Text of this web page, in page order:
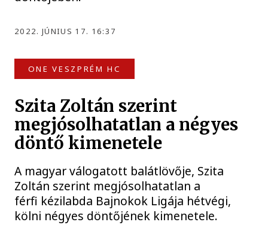
2022. JÚNIUS 17. 16:37
ONE VESZPRÉM HC
Szita Zoltán szerint
megjósolhatatlan a négyes
döntő kimenetele
A magyar válogatott balátlövője, Szita
Zoltán szerint megjósolhatatlan a
férfi kézilabda Bajnokok Ligája hétvégi,
kölni négyes döntőjének kimenetele.